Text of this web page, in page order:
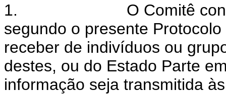
1.
O Comitê
segundo o presente
receber de indivíduos ou
destes, ou do Estado Parte
informação seja transmitida